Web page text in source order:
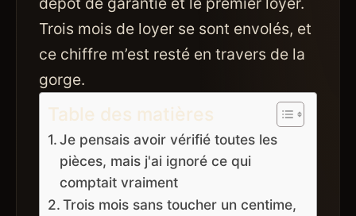
Trois mois de loyer se sont envolés, et
ce chiffre m’est resté en travers de la
gorge.
Table des matières
Je pensais avoir vérifié toutes les
pièces, mais j'ai ignoré ce qui
comptait vraiment
Trois mois sans toucher un centime,